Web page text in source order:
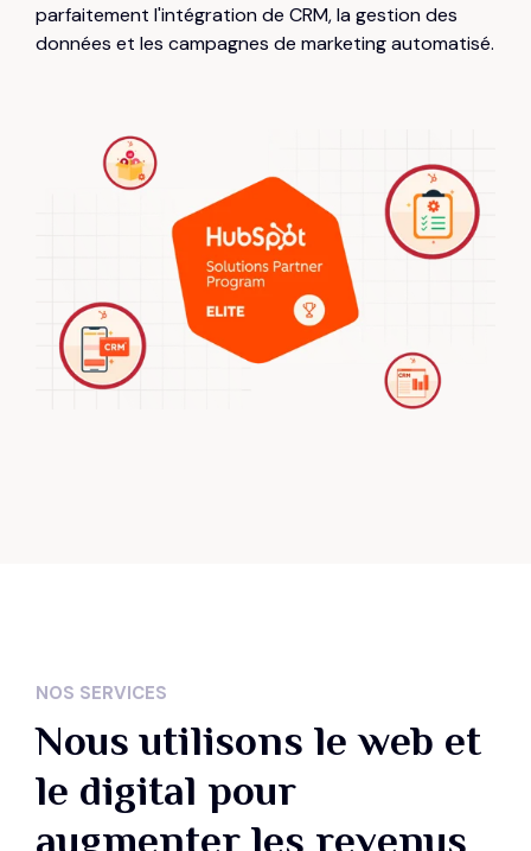
parfaitement l'intégration de CRM, la gestion des
données et les campagnes de marketing automatisé.
NOS SERVICES
Nous utilisons le web et
le digital pour
augmenter les revenus